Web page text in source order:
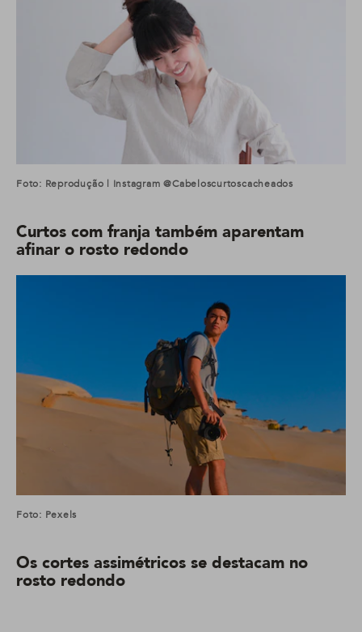
Foto: Reprodução | Instagram @cabeloscurtoscacheados
Curtos com franja também aparentam
afinar o rosto redondo
Foto: Pexels
Os cortes assimétricos se destacam no
rosto redondo